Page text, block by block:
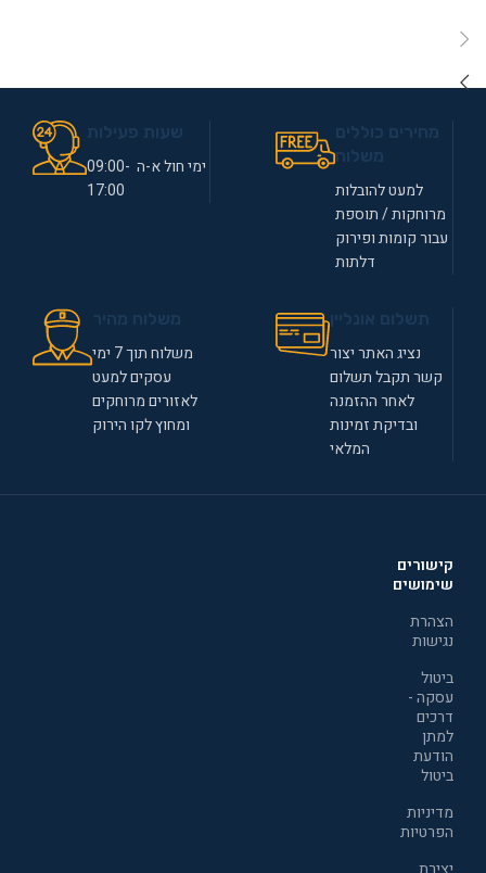
למעט להובלות
מרוחקות / תוספת
עבור קומות ופירוק
דלתות
ימי חול א-ה 09:00-
17:00
נציג האתר יצור
קשר תקבל תשלום
לאחר ההזמנה
ובדיקת זמינות
המלאי
משלוח תוך 7 ימי
עסקים למעט
לאזורים מרוחקים
ומחוץ לקו הירוק
קישורים
שימושים
הצהרת
נגישות
ביטול
עסקה -
דרכים
למתן
הודעת
ביטול
מדיניות
הפרטיות